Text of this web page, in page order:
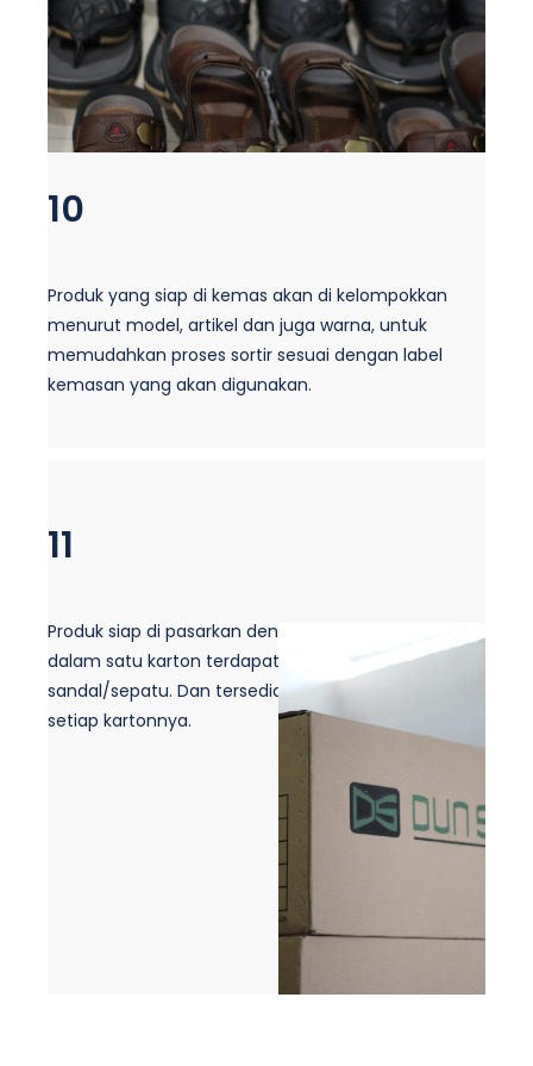
10
Produk yang siap di kemas akan di kelompokkan
menurut model, artikel dan juga warna, untuk
memudahkan proses sortir sesuai dengan label
kemasan yang akan digunakan.
11
Produk siap di pasarkan dengan kemasan seperti ini,
dalam satu karton terdapat 10 pasang
sandal/sepatu. Dan tersedia dalam beberapa di
setiap kartonnya.